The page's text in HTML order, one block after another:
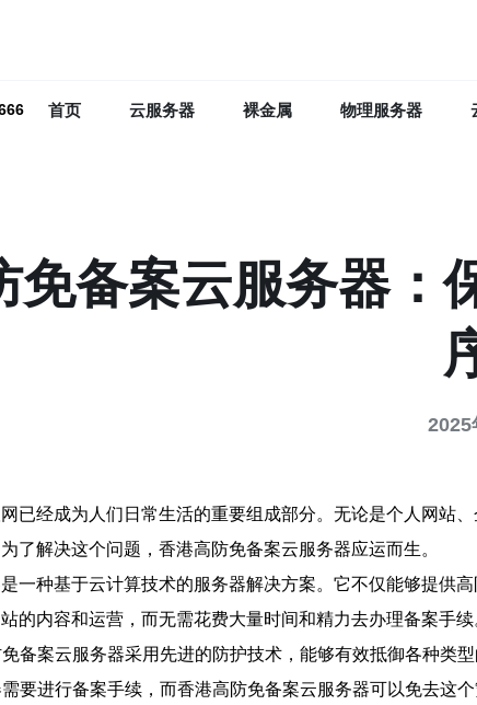
首页 云服务器 裸金属 物理服务器
免备案云服务器：
2025
已经成为人们日常生活的重要组成部分。无论是个人网站
了解决这个问题，香港高防免备案云服务器应运而生。
一种基于云计算技术的服务器解决方案。它不仅能够提供
的内容和运营，而无需花费大量时间和精力去办理备案手续
备案云服务器采用先进的防护技术，能够有效抵御各种类
要进行备案手续，而香港高防免备案云服务器可以免去这